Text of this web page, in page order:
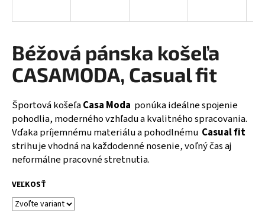
Béžová pánska košeľa
CASAMODA, Casual fit
Športová košeľaCasa Moda ponúka ideálne spojenie
pohodlia, moderného vzhľadu a kvalitného spracovania.
Vďaka príjemnému materiálu a pohodlnému Casual fit
strihu je vhodná na každodenné nosenie, voľný čas aj
neformálne pracovné stretnutia.
VEĽKOSŤ
s
ť
?
HĽADAŤ
O
d
p